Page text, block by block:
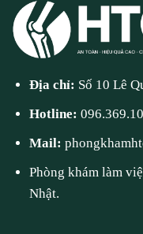
Địa chỉ: Số 10 Lê
Hotline:
Mail:
Phòng khám làm
Nhật.